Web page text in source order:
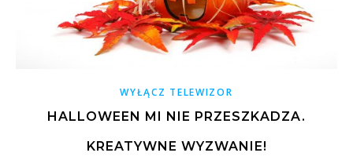
WYŁĄCZ TELEWIZOR
HALLOWEEN MI NIE PRZESZKADZA.
KREATYWNE WYZWANIE!